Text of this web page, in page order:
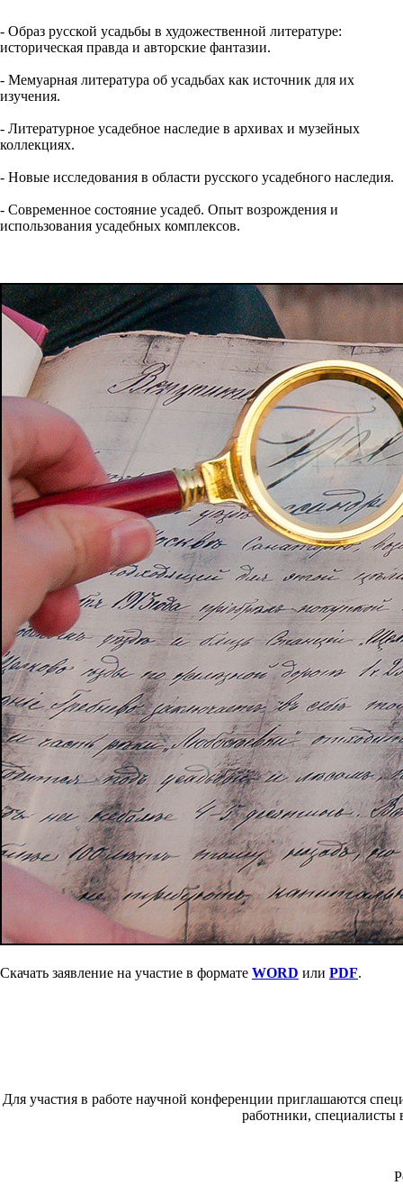
- Образ русской усадьбы в художественной литературе:
историческая правда и авторские фантазии.
- Мемуарная литература об усадьбах как источник для их
изучения.
- Литературное усадебное наследие в архивах и музейных
коллекциях.
- Новые исследования в области русского усадебного наследия.
- Современное состояние усадеб. Опыт возрождения и
использования усадебных комплексов.
Скачать заявление на участие в формате WORD или PDF.
Для участия в работе научной конференции приглашаются
работники, специалисты